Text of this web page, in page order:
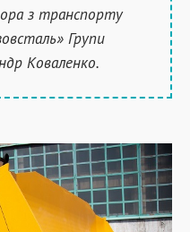
з транспорту
Групи
Коваленко.